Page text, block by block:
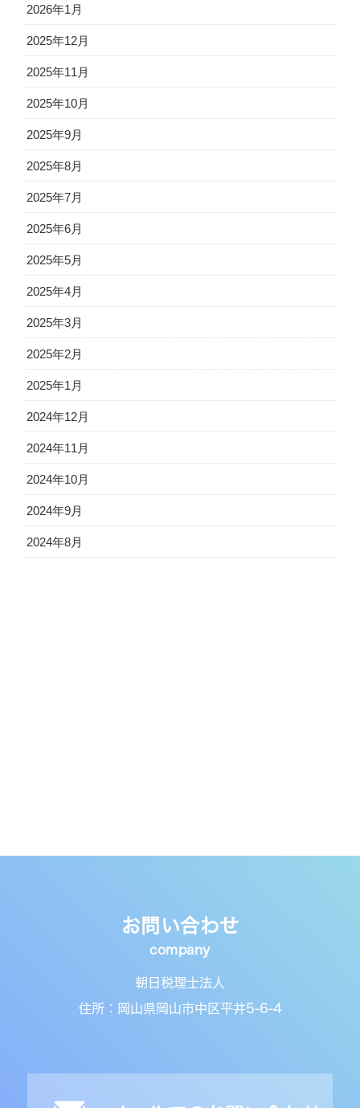
2026年1月
2025年12月
2025年11月
2025年10月
2025年9月
2025年8月
2025年7月
2025年6月
2025年5月
2025年4月
2025年3月
2025年2月
2025年1月
2024年12月
2024年11月
2024年10月
2024年9月
2024年8月
お問い合わせ
朝日税理士法人
住所：岡山県岡山市中区平井5-6-4